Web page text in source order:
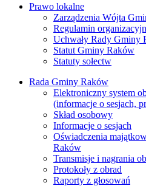
Prawo lokalne
Zarządzenia Wójta
Regulamin
Uchwały Rady Gminy
Statut Gminy Raków
Statuty sołectw
Rada Gminy Raków
Elektroniczny system
(informacje o sesjach,
Skład osobowy
Informacje o sesjach
Oświadczenia
Raków
Transmisje i nagrania
Protokoły z obrad
Raporty z głosowań